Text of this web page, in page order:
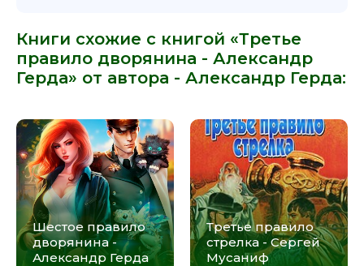
Книги схожие с книгой «Третье
правило дворянина - Александр
Герда» от автора - Александр Герда:
Шестое правило
дворянина -
Александр Герда
Третье правило
стрелка - Сергей
Мусаниф